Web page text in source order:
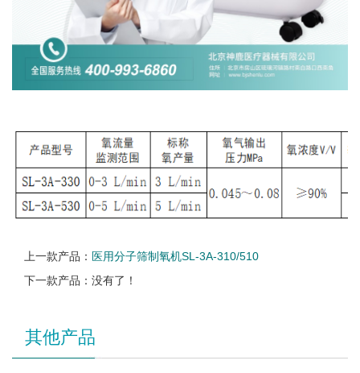
上一款产品： 医用分子筛制氧机SL-3A-310/510
下一款产品：没有了！
其他产品